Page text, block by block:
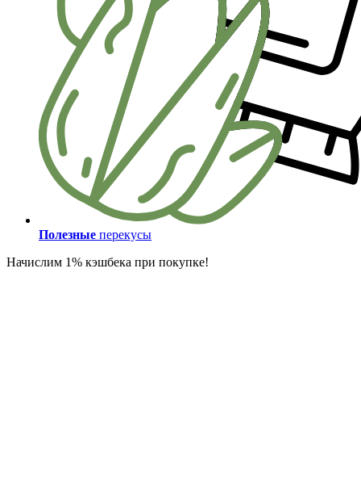
Полезные перекусы
Начислим 1% кэшбека при покупке!